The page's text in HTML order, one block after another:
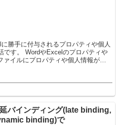
勝手に付与されるプロパティや個人
プロパティや
イルにプロパティや個人情報が入
バインディング(late binding,
binding)で